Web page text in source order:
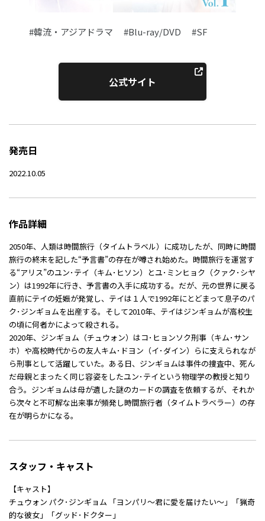
#韓流・アジアドラマ #Blu-ray/DVD #SF
公式サイト
発売日
2022.10.05
作品詳細
2050年、人類は時間旅行（タイムトラベル）に成功したが、同時に時間
旅行の終末を記した“予言書”の存在が噂され始めた。時間旅行を運営す
る“アリス”のユン･テイ（キム･ヒソン）とユ･ミンヒョク（クァク･シヤ
ン）は1992年に行き、予言書の入手に成功する。だが、元の世界に戻る
直前にテイの妊娠が発覚し、テイは１人で1992年にとどまって息子のパ
ク･ジンギョムを出産する。そして2010年、テイはジンギョムが高校生
の頃に何者かによって殺される。
2020年、ジンギョム（チュウォン）はコ･ヒョンソク刑事（キム･サン
ホ）や高校時代からの友人キム･ドヨン（イ･ダイン）らに支えられなが
ら刑事として活躍していた。ある日、ジンギョムは事件の捜査中、死ん
だ母親とまったく同じ容姿をしたユン･テイという物理学の教授と知り
合う。ジンギョムは母が遺した謎のカードの調査を依頼するが、それか
ら次々と不可解な出来事が頻発し時間旅行者（タイムトラベラー）の存
在が明らかになる。
スタッフ・キャスト
【キャスト】
チュウォン パク･ジンギョム 「ヨンパリ～君に愛を届けたい～」「猟奇
的な彼女」「グッド･ドクター」